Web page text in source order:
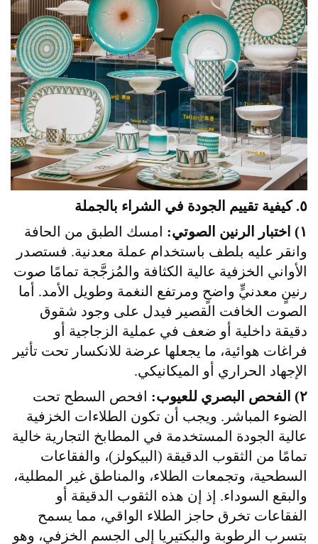
٥. كيفية تقييم الجودة في الشراء بالجملة
١) اختبار الرنين الصوتي:
امسك الطبق من الحافة
وانقر عليه بلطف باستخدام عملة معدنية. فستصدر
الأواني الخزفية عالية الكثافة والمُزجَّجة تمامًا صوت
رنينٍ معدنيٍّ واضحٍ ومرتفع النغمة وطويل الأمد. أما
الصوت الخافت القصير فيدل على وجود شقوق
دقيقة داخلية أو ضعف في عملية الزجاجية أو
فراغات هوائية، ما يجعلها عرضة للانكسار تحت تأثير
الإجهاد الحراري أو الميكانيكي.
٢) الفحص البصري للعيوب:
افحص السطح تحت
الضوء المباشر. ويجب أن تكون الطلاءات الخزفية
عالية الجودة المستخدمة في المطابخ التجارية خالية
تمامًا من الثقوب الدقيقة (البيكولز)، والفقاعات
السطحية، وتجمعات الطلاء، والمناطق غير المطلية،
والبقع السوداء. إذ إن هذه الثقوب الدقيقة أو
الفقاعات تخرق حاجز الطلاء الواقي، مما يسمح
بتسرب الرطوبة والبكتيريا إلى الجسم الخزفي، وهو